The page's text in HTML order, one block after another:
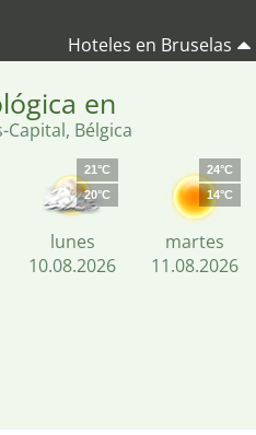
Hoteles en Bruselas
en
Bélgica
21°C
20°C
lunes
10.08.2026
24°C
14°C
martes
11.08.2026